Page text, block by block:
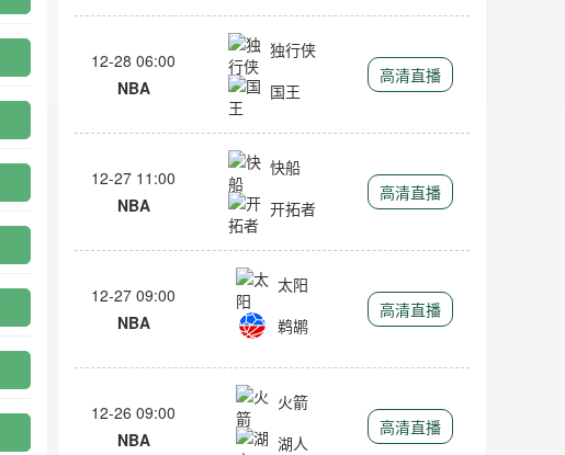
12-28 06:00
NBA
独行侠
国王
高清直播
12-27 11:00
NBA
快船
开拓者
高清直播
12-27 09:00
NBA
太阳
鹈鹕
高清直播
12-26 09:00
NBA
火箭
湖人
高清直播